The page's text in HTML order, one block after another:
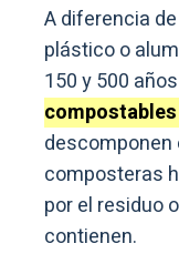
A diferencia
plástico o
150 y 500
descomponen
composteras
por el residuo
contienen.